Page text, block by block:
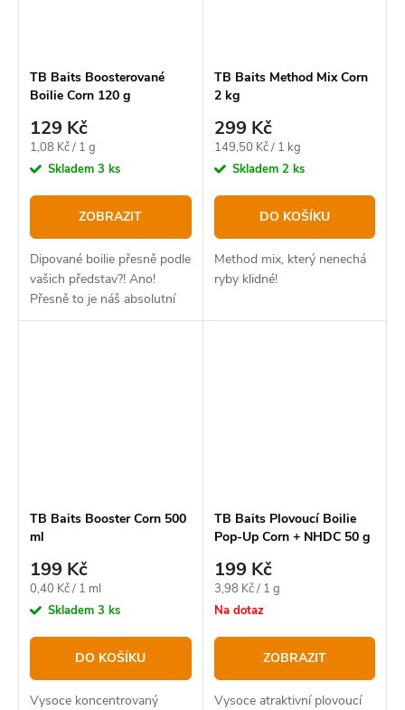
TB Baits Boosterované
Boilie Corn 120 g
129 Kč
Měrná
cena:
1,08 Kč / 1 g
Skladem 3 ks
ZOBRAZIT
Dipované boilie přesně podle
vašich představ?! Ano!
Přesně to je náš absolutní
bestseller v novém balení.
TB Baits Method Mix Corn
2 kg
299 Kč
Měrná
cena:
149,50 Kč / 1 kg
Skladem 2 ks
DO KOŠÍKU
Method mix, který nenechá
ryby klidné!
TB Baits Booster Corn 500
ml
199 Kč
Měrná
cena:
0,40 Kč / 1 ml
Skladem 3 ks
DO KOŠÍKU
Vysoce koncentrovaný
TB Baits Plovoucí Boilie
Pop-Up Corn + NHDC 50 g
199 Kč
Měrná
cena:
3,98 Kč / 1 g
Na dotaz
ZOBRAZIT
Vysoce atraktivní plovoucí